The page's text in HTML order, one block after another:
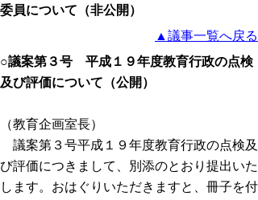
委員について（非公開）
▲議事一覧へ戻る
○議案第３号 平成１９年度教育行政の点検
及び評価について（公開）
（教育企画室長）
議案第３号平成１９年度教育行政の点検及
び評価につきまして、別添のとおり提出いた
します。おはぐりいただきますと、冊子を付